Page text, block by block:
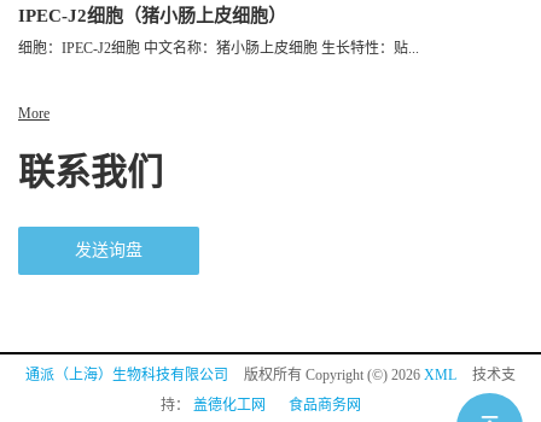
IPEC-J2细胞（猪小肠上皮细胞）
细胞：IPEC-J2细胞 中文名称：猪小肠上皮细胞 生长特性：贴...
More
联系我们
发送询盘
通派（上海）生物科技有限公司 版权所有 Copyright (©) 2026 XML
技术支
持： 盖德化工网 食品商务网